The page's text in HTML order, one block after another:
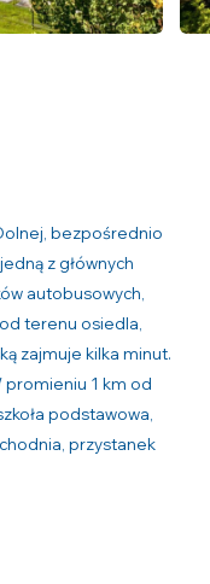
bezpośrednio
z głównych
autobusowych,
terenu osiedla,
zajmuje kilka minut.
promieniu 1 km od
podstawowa,
przystanek